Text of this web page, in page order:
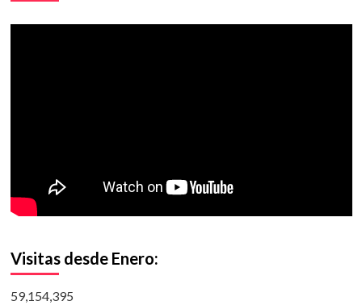
Visitas desde Enero:
59,154,395